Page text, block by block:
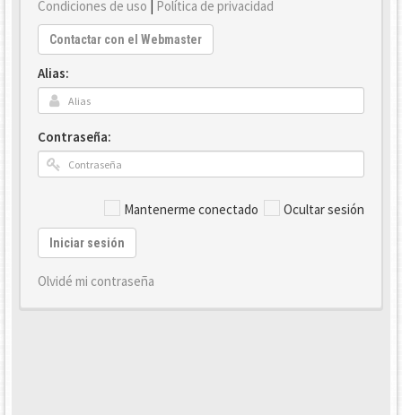
Condiciones de uso | Política de privacidad
Contactar con el Webmaster
Alias:
Contraseña:
Mantenerme conectado Ocultar sesión
Iniciar sesión
Olvidé mi contraseña